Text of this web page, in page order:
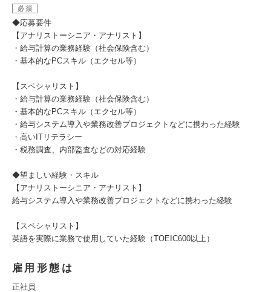
必須
◆応募要件
【アナリストーシニア・アナリスト】
・給与計算の業務経験（社会保険含む）
・基本的なPCスキル（エクセル等）
【スペシャリスト】
・給与計算の業務経験（社会保険含む）
・基本的なPCスキル（エクセル等）
・給与システム導入や業務改善プロジェクトなどに携わった経験
・高いITリテラシー
・税務調査、内部監査などの対応経験
◆望ましい経験・スキル
【アナリストーシニア・アナリスト】
給与システム導入や業務改善プロジェクトなどに携わった経験
【スペシャリスト】
英語を実際に業務で使用していた経験（TOEIC600以上）
雇用形態は
正社員